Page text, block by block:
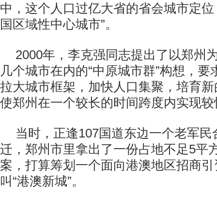
中，这个人口过亿大省的省会城市定
国区域性中心城市”。
2000年，李克强同志提出了以郑州
几个城市在内的“中原城市群”构想，
拉大城市框架，加快人口集聚，培育
使郑州在一个较长的时间跨度内实现
当时，正逢107国道东边一个老军
迁，郑州市里拿出了一份占地不足5平
案，打算筹划一个面向港澳地区招商
叫“港澳新城”。